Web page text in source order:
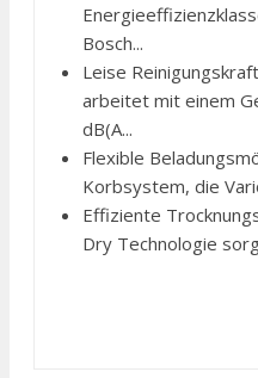
Bosch...
Leise
arbeitet mit einem
dB(A...
Flexible
Korbsystem, die
Effiziente
Dry Technologie